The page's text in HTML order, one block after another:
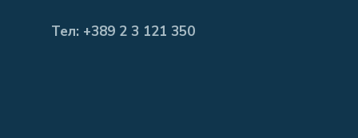
Тел: +389 2 3 121 350